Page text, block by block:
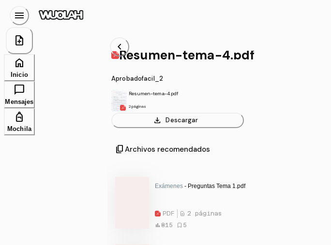
chevron_left
Resumen-tema-4.pdf
Aprobadofacil_2
Resumen-tema-4.pdf
2 páginas
download Descargar
content_copy Archivos recomendados
Exámenes - Preguntas Tema 1.pdf
PDF
2 páginas
815
5
menu
note_add
home
Inicio
chat_bubble
Mensajes
personal_bag
Mochila